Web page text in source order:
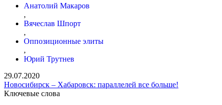
Анатолий Макаров
,
Вячеслав Шпорт
,
Оппозиционные элиты
,
Юрий Трутнев
29.07.2020
Новосибирск – Хабаровск: параллелей все больше!
Ключевые слова